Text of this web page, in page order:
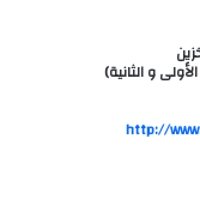
و الثانية)
http://